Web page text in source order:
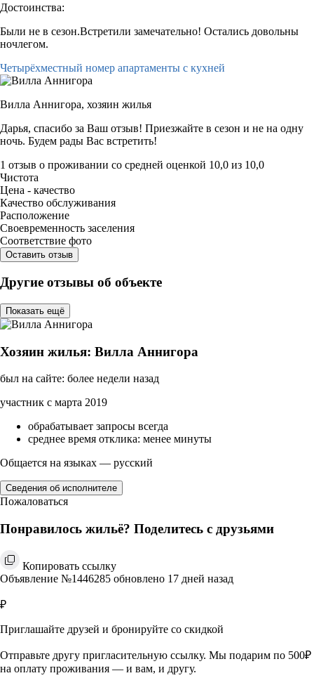
Достоинства:
Были не в сезон.Встретили замечательно! Остались довольны
ночлегом.
Четырёхместный номер апартаменты с кухней
Вилла Аннигора, хозяин жилья
Дарья, спасибо за Ваш отзыв! Приезжайте в сезон и не на одну
ночь. Будем рады Вас встретить!
1 отзыв о проживании со средней оценкой 10,0 из 10,0
Чистота
Цена - качество
Качество обслуживания
Расположение
Своевременность заселения
Соответствие фото
Оставить отзыв
Другие отзывы об объекте
Показать ещё
Хозяин жилья: Вилла Аннигора
был на сайте: более недели назад
участник с марта 2019
обрабатывает запросы всегда
среднее время отклика: менее минуты
Общается на языках — русский
Сведения об исполнителе
Пожаловаться
Понравилось жильё? Поделитесь с друзьями
Копировать ссылку
Объявление №1446285 обновлено 17 дней назад
₽
Приглашайте друзей и бронируйте со скидкой
Отправьте другу пригласительную ссылку. Мы подарим по 500₽
на оплату проживания — и вам, и другу.